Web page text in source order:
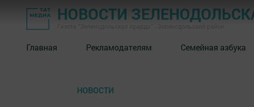
НОВОСТИ
Главная Рекламодателям Семейная азбука
НОВОСТИ